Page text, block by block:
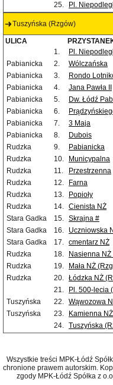
25.
Pl.
Tuszyńska (Rzgów)
ULICA
1.
Pl.
Pabianicka
2. Wólczańska
Pabianicka
3. Rondo
Pabianicka
4. Jana Pawła II
Pabianicka
5. Dw. Łódź
Pabianicka
6.
Pabianicka
7. 3 Maja
Pabianicka
8. Dubois
Rudzka
9. Pabianicka
Rudzka
10. Municypalna
Rudzka
11. Przestrzenna
Rudzka
12. Farna
Rudzka
13. Popioły
Rudzka
14. Cienista NŻ
Stara Gadka
15. Skrajna #
Stara Gadka
16. Uczniowska
Stara Gadka
17. cmentarz NŻ
Rudzka
18. Nasienna
Rudzka
19. Mała NŻ
Rudzka
20. Łódzka NŻ
21.
Pl. 500-lecia
Tuszyńska
22. Wąwozowa
Tuszyńska
23. Kamienna
24. Tuszyńska
Wszystkie treści MPK-Łódź
chronione prawem autorskim.
zgody MPK-Łódź Spółka z